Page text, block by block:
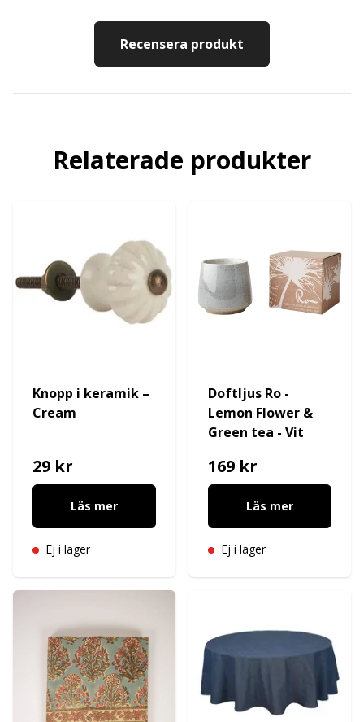
Recensera produkt
Relaterade produkter
Knopp i keramik –
Cream
29 kr
Läs mer
Ej i lager
Doftljus Ro -
Lemon Flower &
Green tea - Vit
169 kr
Läs mer
Ej i lager